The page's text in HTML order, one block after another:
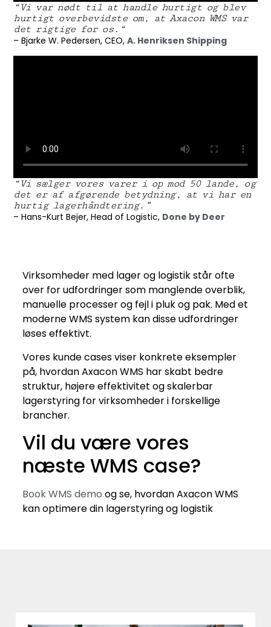
“Vi var nødt til at handle hurtigt og blev
hurtigt overbevidste om, at Axacon WMS var
det rigtige for os.“
– Bjarke W. Pedersen, CEO,A. Henriksen Shipping
“Vi sælger vores varer i op mod 50 lande, og
det er af afgørende betydning, at vi har en
hurtig lagerhåndtering.”
– Hans-Kurt Bejer, Head of Logistic, Done by Deer
Virksomheder med lager og logistik står ofte
over for udfordringer som manglende overblik,
manuelle processer og fejl i pluk og pak. Med et
moderne WMS system kan disse udfordringer
løses effektivt.
Vores kunde cases viser konkrete eksempler
på, hvordan Axacon WMS har skabt bedre
struktur, højere effektivitet og skalerbar
lagerstyring for virksomheder i forskellige
brancher.
Vil du være vores
næste WMS case?
Book WMS demo og se, hvordan Axacon WMS
kan optimere din lagerstyring og logistik